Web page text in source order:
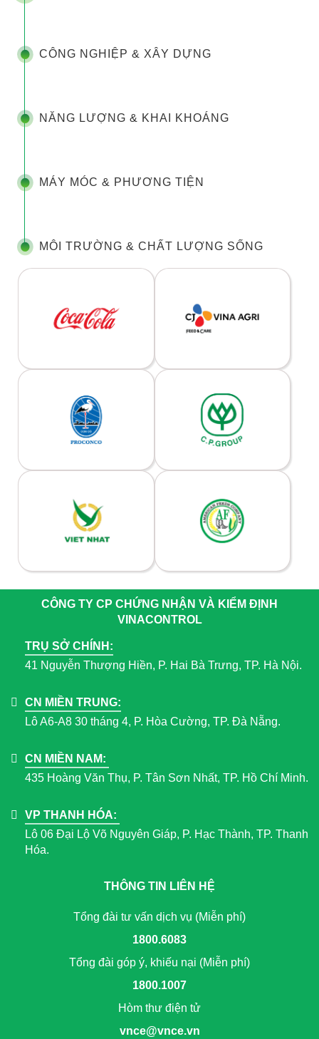
CÔNG NGHIỆP & XÂY DỰNG
NĂNG LƯỢNG & KHAI KHOÁNG
MÁY MÓC & PHƯƠNG TIỆN
MÔI TRƯỜNG & CHẤT LƯỢNG SỐNG
CÔNG TY CP CHỨNG NHẬN VÀ KIỂM ĐỊNH
VINACONTROL
TRỤ SỞ CHÍNH:
41 Nguyễn Thượng Hiền, P. Hai Bà Trưng, TP. Hà Nội.
CN MIỀN TRUNG:
Lô A6-A8 30 tháng 4, P. Hòa Cường, TP. Đà Nẵng.
CN MIỀN NAM:
435 Hoàng Văn Thụ, P. Tân Sơn Nhất, TP. Hồ Chí Minh.
VP THANH HÓA:
Lô 06 Đại Lộ Võ Nguyên Giáp, P. Hạc Thành, TP. Thanh
Hóa.
THÔNG TIN LIÊN HỆ
Tổng đài tư vấn dịch vụ (Miễn phí)
1800.6083
Tổng đài góp ý, khiếu nại (Miễn phí)
1800.1007
Hòm thư điện tử
vnce@vnce.vn